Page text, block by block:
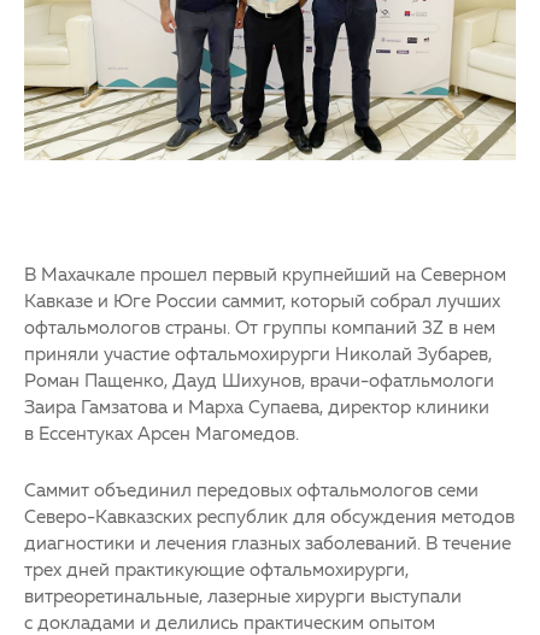
В Махачкале прошел первый крупнейший на Северном
Кавказе и Юге России саммит, который собрал лучших
офтальмологов страны. От группы компаний 3Z в нем
приняли участие офтальмохирурги Николай Зубарев,
Роман Пащенко, Дауд Шихунов, врачи-офатльмологи
Заира Гамзатова и Марха Супаева, директор клиники
в Ессентуках Арсен Магомедов.
Саммит объединил передовых офтальмологов семи
Северо-Кавказских республик для обсуждения методов
диагностики и лечения глазных заболеваний. В течение
трех дней практикующие офтальмохирурги,
витреоретинальные, лазерные хирурги выступали
с докладами и делились практическим опытом